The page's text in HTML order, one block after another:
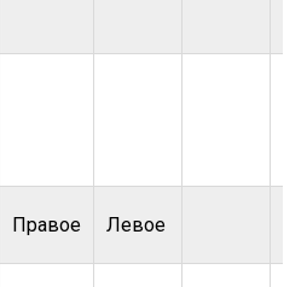
Правое Левое